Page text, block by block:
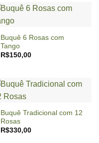
Buquê 6 Rosas com
Tango
R$150,00
Buquê Tradicional com 12
Rosas
R$330,00